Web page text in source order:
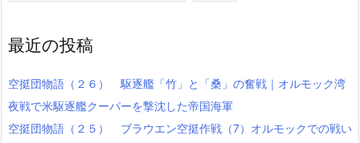
最近の投稿
空挺団物語（２６） 駆逐艦「竹」と「桑」の奮戦｜オルモック湾
夜戦で米駆逐艦クーパーを撃沈した帝国海軍
空挺団物語（２５） ブラウエン空挺作戦（7）オルモックでの戦い